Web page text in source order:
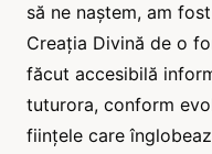
să ne naștem, am
Creația Divină de o
făcut accesibilă
tuturora, conform
ființele care